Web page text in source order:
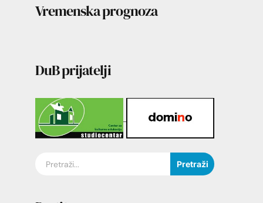
Vremenska prognoza
DuB prijatelji
Pretraži